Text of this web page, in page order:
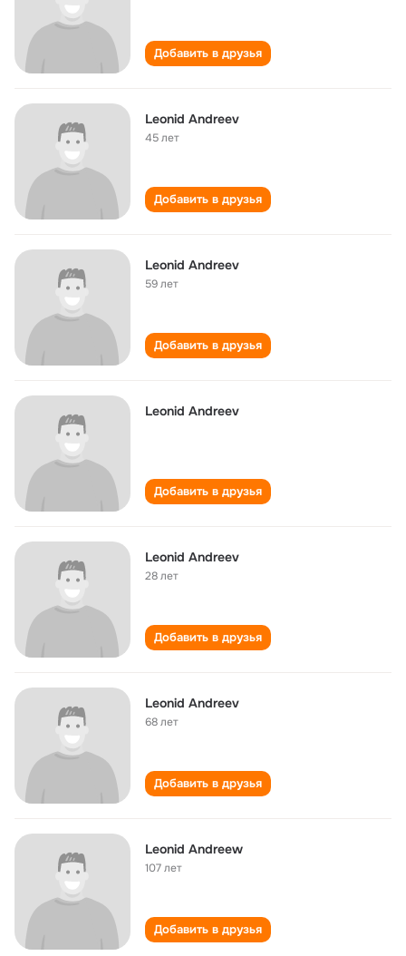
Добавить в друзья
Leonid Andreev
45 лет
Добавить в друзья
Leonid Andreev
59 лет
Добавить в друзья
Leonid Andreev
Добавить в друзья
Leonid Andreev
28 лет
Добавить в друзья
Leonid Andreev
68 лет
Добавить в друзья
Leonid Andreew
107 лет
Добавить в друзья